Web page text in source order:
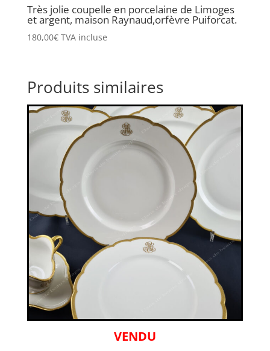
Très jolie coupelle en porcelaine de Limoges
et argent, maison Raynaud,orfèvre Puiforcat.
180,00€ TVA incluse
Produits similaires
VENDU